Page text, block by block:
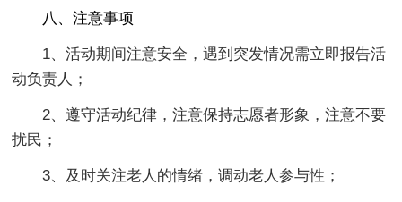
八、注意事项
1、活动期间注意安全，遇到突发情况需立即报告活
动负责人；
2、遵守活动纪律，注意保持志愿者形象，注意不要
扰民；
3、及时关注老人的情绪，调动老人参与性；